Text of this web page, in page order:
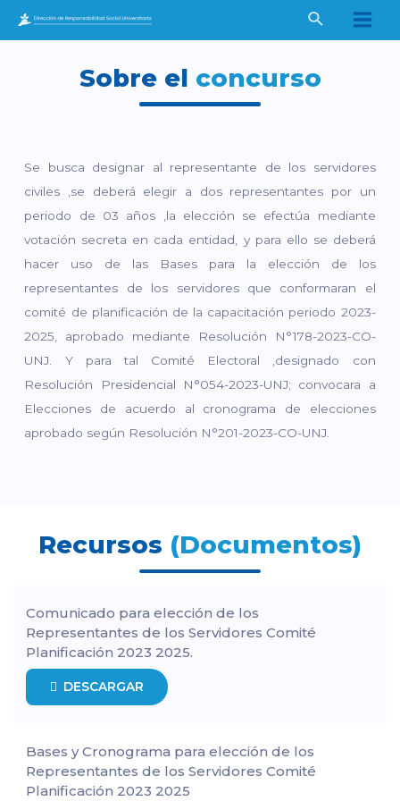
Buscar
Main
Sobre el concurso
Se busca designar al representante de los servidores
civiles ,se deberá elegir a dos representantes por un
periodo de 03 años ,la elección se efectúa mediante
votación secreta en cada entidad, y para ello se deberá
hacer uso de las Bases para la elección de los
representantes de los servidores que conformaran el
comité de planificación de la capacitación periodo 2023-
2025, aprobado mediante Resolución N°178-2023-CO-
UNJ. Y para tal Comité Electoral ,designado con
Resolución Presidencial N°054-2023-UNJ; convocara a
Elecciones de acuerdo al cronograma de elecciones
aprobado según Resolución N°201-2023-CO-UNJ.
Recursos (Documentos)
Comunicado para elección de los
Representantes de los Servidores Comité
Planificación 2023 2025.
DESCARGAR
Bases y Cronograma para elección de los
Representantes de los Servidores Comité
Planificación 2023 2025